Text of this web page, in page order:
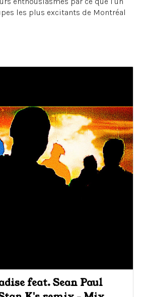
les plus excitants de Montréal
feat. Sean Paul